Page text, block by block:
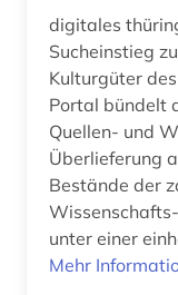
digitales
Sucheinstieg
Kulturgüter
Portal bündelt
Quellen- und
Überlieferung
Bestände der
unter einer
Mehr